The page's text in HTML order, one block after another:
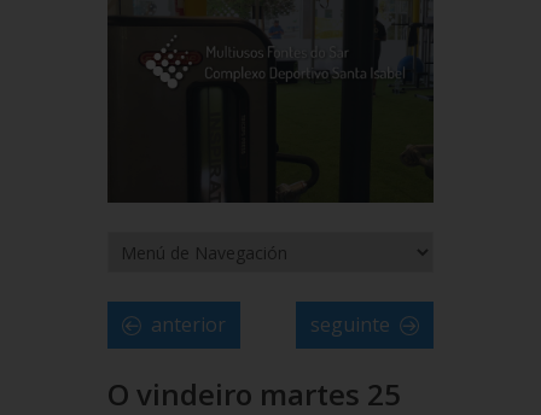
anterior seguinte
O vindeiro martes 25